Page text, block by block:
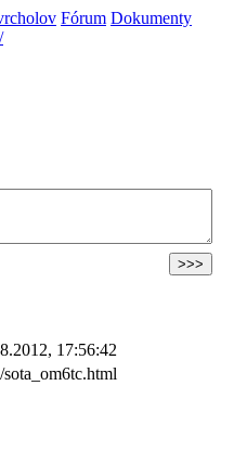
Fórum Dokumenty
17:56:42